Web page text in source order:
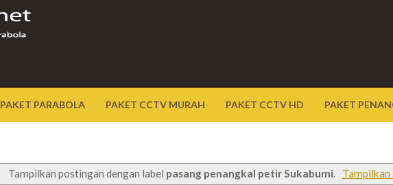
PAKET PARABOLA PAKET CCTV MURAH PAKET CCTV HD PAKET
Tampilkan postingan dengan label pasang penangkal petir Sukabumi. Tampilkan